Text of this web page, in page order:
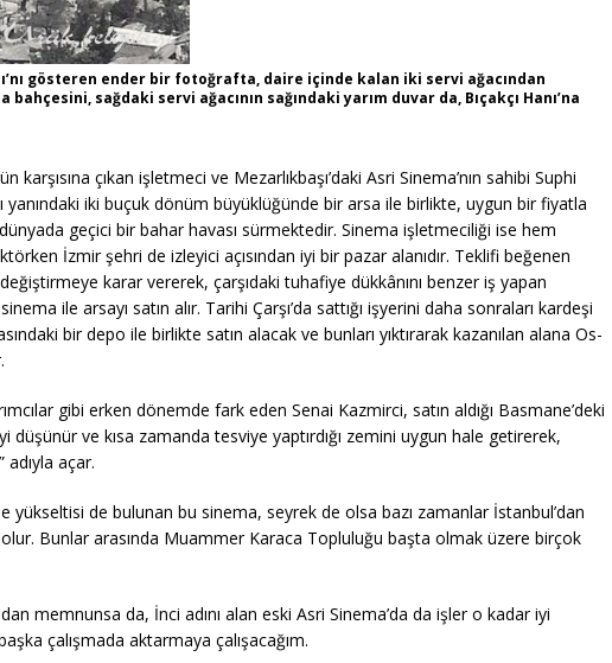
gösteren ender bir fotoğrafta, daire içinde kalan iki servi ağacından
sağdaki servi ağacının sağındaki yarım duvar da, Bıçakçı Hanı’na
çıkan işletmeci ve Mezarlıkbaşı’daki Asri Sinema’nın sahibi Suphi
yanındaki iki buçuk dönüm büyüklüğünde bir arsa ile birlikte, uygun bir fiyatla
geçici bir bahar havası sürmektedir. Sinema işletmeciliği ise hem
İzmir şehri de izleyici açısından iyi bir pazar alanıdır. Teklifi beğenen
karar vererek, çarşıdaki tuhafiye dükkânını benzer iş yapan
ile arsayı satın alır. Tarihi Çarşı’da sattığı işyerini daha sonraları kardeşi
bir depo ile birlikte satın alacak ve bunları yıktırarak kazanılan alana Os-
gibi erken dönemde fark eden Senai Kazmirci, satın aldığı Basmane’deki
düşünür ve kısa zamanda tesviye yaptırdığı zemini uygun hale getirerek,
adıyla açar.
de bulunan bu sinema, seyrek de olsa bazı zamanlar İstanbul’dan
Bunlar arasında Muammer Karaca Topluluğu başta olmak üzere birçok
memnunsa da, İnci adını alan eski Asri Sinema’da da işler o kadar iyi
çalışmada aktarmaya çalışacağım.